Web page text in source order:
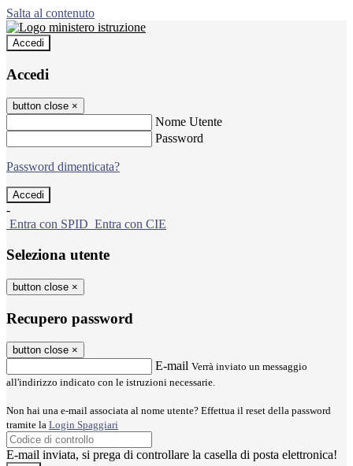
Salta al contenuto
Accedi
Accedi
button close ×
Nome Utente
Password
Password dimenticata?
-
Entra con SPID Entra con CIE
Seleziona utente
button close ×
Recupero password
button close ×
E-mail Verrà inviato un messaggio
all'indirizzo indicato con le istruzioni necessarie.
Non hai una e-mail associata al nome utente? Effettua il reset della password
tramite la Login Spaggiari
E-mail inviata, si prega di controllare la casella di posta elettronica!